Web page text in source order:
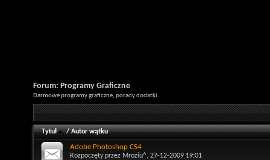
Forum: Programy Graficzne
Darmowe programy graficzne, porady dodatki.
Tytuł /Autor wątku
Adobe Photoshop CS4
Rozpoczęty przez Mroziu^, 27-12-2009 19:01